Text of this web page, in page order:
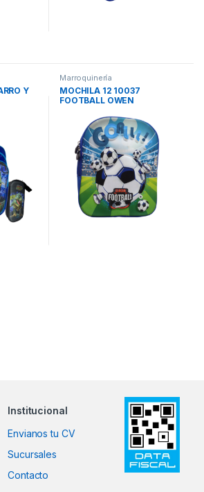
Y
Marroquinería
MOCHILA 12 10037
FOOTBALL OWEN
Institucional
Envianos tu CV
Sucursales
Contacto